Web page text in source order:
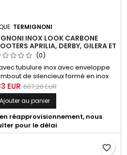
TERMIGNONI
INOX LOOK CARBONE
APRILIA, DERBY, GILERA ET
PIAGGIO (0)
tubulure inox avec enveloppe
de silencieux formé en inox
scooters. Ce système est
avec le catalyseur optionnel
réf. PI01CAT
EUR 607,20 EUR
Ajouter au panier
en réapprovisionnement, nous
pour le délai
favorite_border